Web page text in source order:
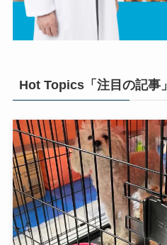
Hot Topics「注目の記事」